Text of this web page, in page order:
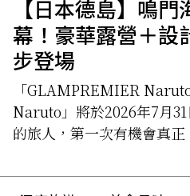
【日本德島】鳴
幕！豪華露營＋設
步登場
「GLAMPREMIER
Naruto」將於2026年7月
的旅人，第一次有機會真正